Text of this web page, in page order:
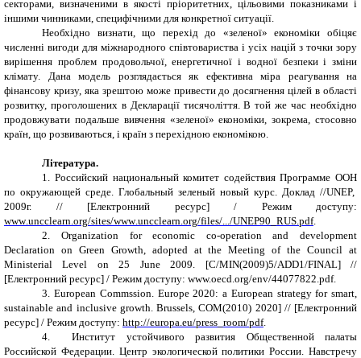
секторами, визначеними в якості пріоритетних, цільовими показниками і
іншими чинниками, специфічними для конкретної ситуації.
Необхідно визнати, що перехід до «зеленої» економіки обіцяє
численні вигоди для міжнародного співтовариства і усіх націй з точки зору
вирішення проблем продовольчої, енергетичної і водної безпеки і зміни
клімату. Дана модель розглядається як ефективна міра реагування на
фінансову кризу, яка зрештою може привести до досягнення цілей в області
розвитку, проголошених в Декларації тисячоліття. В той же час необхідно
продовжувати подальше вивчення «зеленої» економіки, зокрема, стосовно
країн, що розвиваються, і країн з перехідною економікою.
Література.
1.
Российский национальный комитет содействия Программе ООH
по окружающей среде. Глобальный зеленый новый курс. Доклад //UNEP,
2009г. // [Електронний ресурс] / Режим доступу:
www.uncclearn org/sites/www.uncclearn org/files/.../UNEP90_ RUS pdf.
2.
Organization for economic co-operation and development
Declaration on Green Growth, adopted at the Meeting of the Council at
Ministerial Level on 25 June 2009. [C/MIN(2009)5/ADD1/FINAL]//
[Електронний ресурс] / Режим доступу: www.oecd.org/env/44077822.pdf.
3.
European Commssion. Europe 2020: a European strategy for smart,
sustainable and inclusive growth. Brussels ,COM(2010) 2020] // [Електронний
ресурс] / Режим доступу: http://europa eu/press room/pdf.
4.
Институт устойчивого развития Общественной палаты
Российской Федерации. Центр экологической политики России. Навстречу